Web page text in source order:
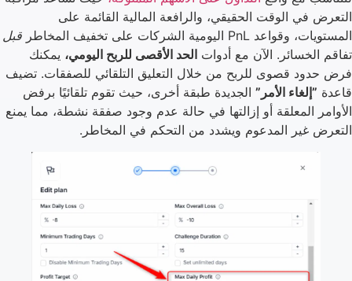
التعرض في الوقت الحقيقي، والرافعة المالية القائمة على
المستويات، وقواعد PnL اليومية الشركات على تخفيف المخاطر
قبل
تفاقم الخسائر. الآن مع أدوات الحد الأقصى للربح اليومي، يمكنك
فرض حدود قصوى للربح من خلال التعليق التلقائي للصفقات. تضيف
قاعدة ”إلغاء الأمر” الجديدة طبقة أخرى، حيث تقوم تلقائيًا برفض
الأوامر المعلقة أو إزالتها في حالة عدم وجود صفقة نشطة، مما يمنع
التعرض غير المدعوم ويشدد من التحكم في المخاطر.